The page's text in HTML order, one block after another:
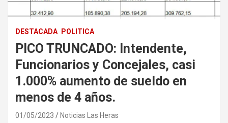
DESTACADA POLITICA
PICO TRUNCADO: Intendente,
Funcionarios y Concejales, casi
1.000% aumento de sueldo en
menos de 4 años.
01/05/2023 Noticias Las Heras